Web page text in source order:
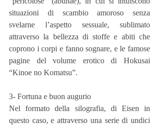
situazioni di scambio amoroso senza
svelarne l’aspetto sessuale, sublimato
attraverso la bellezza di stoffe e abiti che
coprono i corpi e fanno sognare, e le famose
pagine del volume erotico di Hokusai
“Kinoe no Komatsu”.
3- Fortuna e buon augurio
Nel formato della silografia, di Eisen in
questo caso, e attraverso una serie di undici